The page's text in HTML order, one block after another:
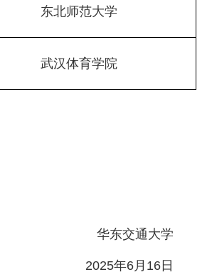
东北师范大学
武汉体育学院
东交通大学
年6月16日